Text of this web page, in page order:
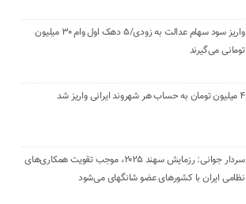
واریز سود سهام عدالت به زودی/۵ دهک اول وام ۳۰ میلیون
تومانی می‌گیرند
۴ میلیون تومان به حساب هر شهروند ایرانی واریز شد
سردار جوانی: رزمایش سهند ۲۰۲۵، موجب تقویت همکاری‌های
نظامی ایران با کشور‌های عضو شانگهای می‌شود